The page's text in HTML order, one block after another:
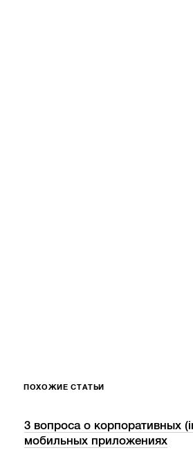
ПОХОЖИЕ СТАТЬИ
3 вопроса о корпоративных
мобильных приложениях